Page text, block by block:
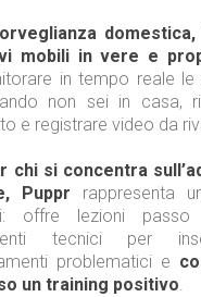
mobili in vere e
in tempo reale
non sei in casa,
e registrare video da
chi si concentra
Puppr rappresenta
offre lezioni
tecnici per
problematici e
un training positivo.